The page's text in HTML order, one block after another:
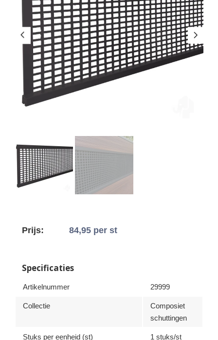
Prijs: 84,95 per st
Specificaties
Artikelnummer 29999
Collectie
Composiet
schuttingen
Stuks per eenheid (st) 1 stuks/st